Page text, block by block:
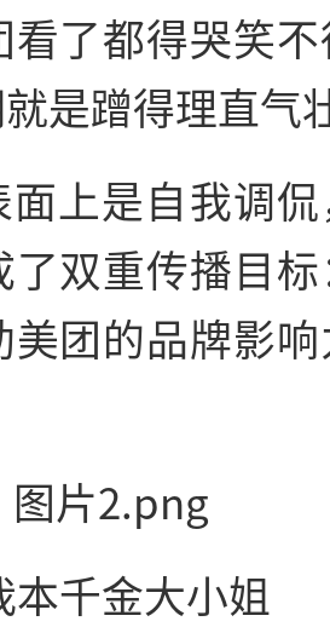
了都得哭笑
是蹭得理直气
上是自我调
双重传播目标
团的品牌影
本千金大小姐